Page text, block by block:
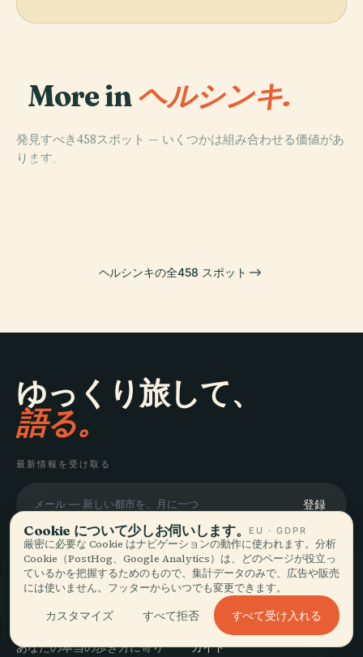
More inヘルシンキ.
発見すべき458スポット — いくつかは組み合わせる価値があ
ります。
PLACE
ヘルシンキ中央
PLACE
PLACE
ヘルシンキの全458 スポット
ゆっくり旅して、
語る。
最新情報を受け取る
登録
Audiala
あなたの本当の歩き方に寄り
目的地
ガイド
Cookie について少しお伺いします。 EU · GDPR
厳密に必要な Cookie はナビゲーションの動作に使われます。分析
Cookie（PostHog、Google Analytics）は、どのページが役立っ
ているかを把握するためのもので、集計データのみで、広告や販売
には使いません。フッターからいつでも変更できます。
カスタマイズ すべて拒否 すべて受け入れる